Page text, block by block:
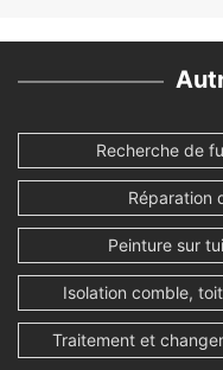
Recherche de
Réparation
Peinture sur
Isolation comble,
Traitement et